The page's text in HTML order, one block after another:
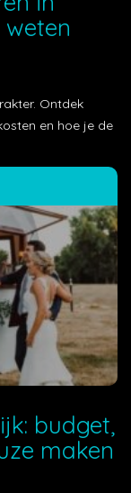
Ontdek
en hoe je de
budget,
maken